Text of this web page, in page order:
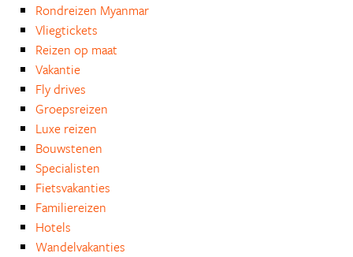
Rondreizen Myanmar
Vliegtickets
Reizen op maat
Vakantie
Fly drives
Groepsreizen
Luxe reizen
Bouwstenen
Specialisten
Fietsvakanties
Familiereizen
Hotels
Wandelvakanties